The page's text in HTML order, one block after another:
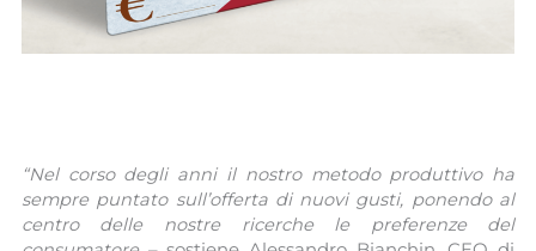
“Nel corso degli anni il nostro metodo produttivo ha
sempre puntato sull’offerta di nuovi gusti, ponendo al
centro delle nostre ricerche le preferenze del